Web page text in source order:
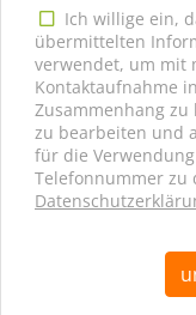
Ich willige ein,
übermittelten
verwendet, um mit
Kontaktaufnahme
Zusammenhang
zu bearbeiten und
für die
Telefonnummer zu